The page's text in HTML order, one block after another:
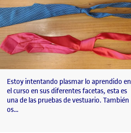
Estoy intentando plasmar lo aprendido en
el curso en sus diferentes facetas, esta es
una de las pruebas de vestuario. También
os…